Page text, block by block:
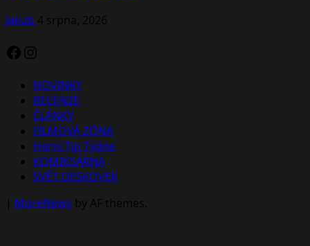
Jakub 4 srpna, 2026
Facebook
Instagram
NOVINKY
RECENZE
ČLÁNKY
FILMOVÁ ZÓNA
Herní Tip Týdne
KOMIKSÁRNA
SVĚT DESKOVEK
| MoreNews by AF themes.